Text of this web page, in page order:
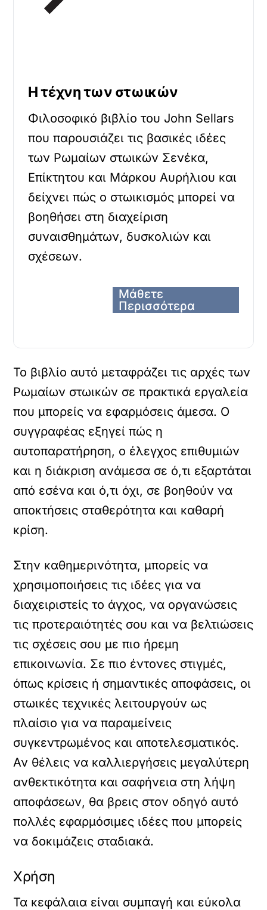
Η τέχνη των στωικών
Φιλοσοφικό βιβλίο του John Sellars
που παρουσιάζει τις βασικές ιδέες
των Ρωμαίων στωικών Σενέκα,
Επίκτητου και Μάρκου Αυρήλιου και
δείχνει πώς ο στωικισμός μπορεί να
βοηθήσει στη διαχείριση
συναισθημάτων, δυσκολιών και
σχέσεων.
Μάθετε
Περισσότερα
Το βιβλίο αυτό μεταφράζει τις αρχές των
Ρωμαίων στωικών σε πρακτικά εργαλεία
που μπορείς να εφαρμόσεις άμεσα. Ο
συγγραφέας εξηγεί πώς η
αυτοπαρατήρηση, ο έλεγχος επιθυμιών
και η διάκριση ανάμεσα σε ό,τι εξαρτάται
από εσένα και ό,τι όχι, σε βοηθούν να
αποκτήσεις σταθερότητα και καθαρή
κρίση.
Στην καθημερινότητα, μπορείς να
χρησιμοποιήσεις τις ιδέες για να
διαχειριστείς το άγχος, να οργανώσεις
τις προτεραιότητές σου και να βελτιώσεις
τις σχέσεις σου με πιο ήρεμη
επικοινωνία. Σε πιο έντονες στιγμές,
όπως κρίσεις ή σημαντικές αποφάσεις, οι
στωικές τεχνικές λειτουργούν ως
πλαίσιο για να παραμείνεις
συγκεντρωμένος και αποτελεσματικός.
Αν θέλεις να καλλιεργήσεις μεγαλύτερη
ανθεκτικότητα και σαφήνεια στη λήψη
αποφάσεων, θα βρεις στον οδηγό αυτό
πολλές εφαρμόσιμες ιδέες που μπορείς
να δοκιμάζεις σταδιακά.
Χρήση
Τα κεφάλαια είναι συμπαγή και εύκολα